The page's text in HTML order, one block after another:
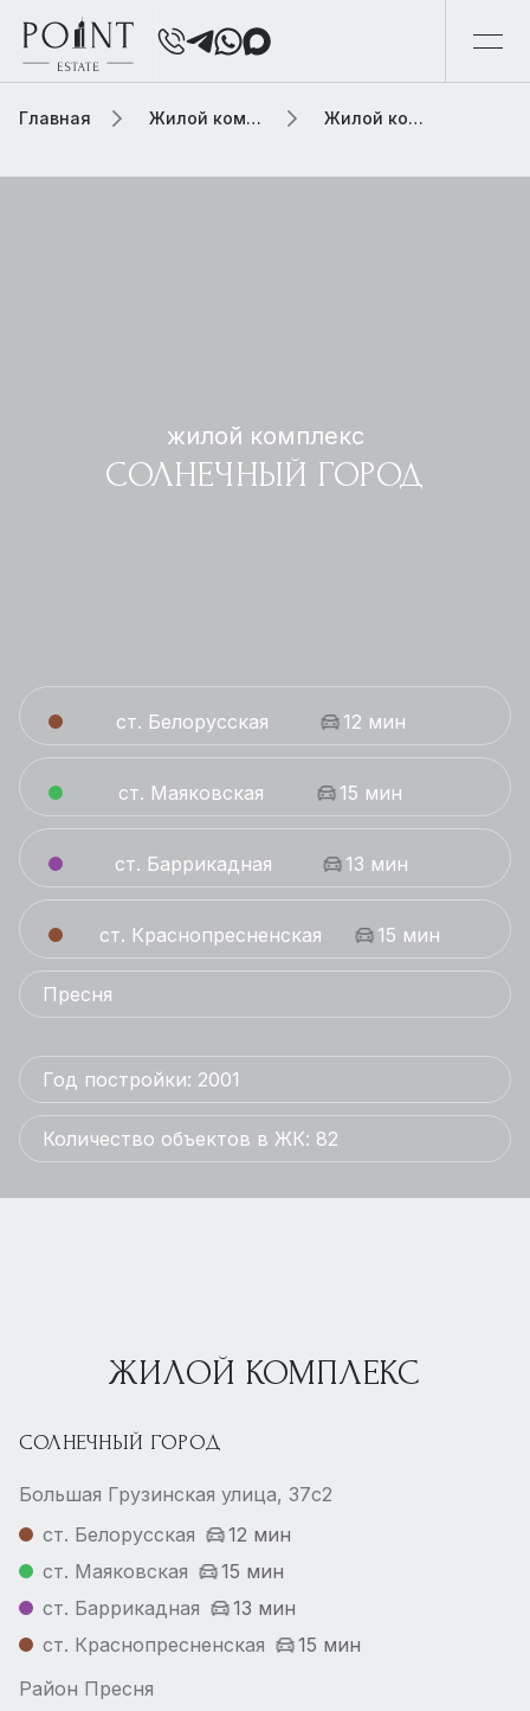
Главная Жилой комплекс Жилой комплекс солнечный город
жилой комплекс
СОЛНЕЧНЫЙ ГОРОД
ст. Белорусская 12 мин
ст. Маяковская 15 мин
ст. Баррикадная 13 мин
ст. Краснопресненская 15 мин
Пресня
Год постройки: 2001
Количество объектов в ЖК: 82
ЖИЛОЙ КОМПЛЕКС
СОЛНЕЧНЫЙ ГОРОД
Большая Грузинская улица, 37с2
ст. Белорусская
12 мин
ст. Маяковская
15 мин
ст. Баррикадная
13 мин
ст. Краснопресненская
15 мин
Район Пресня